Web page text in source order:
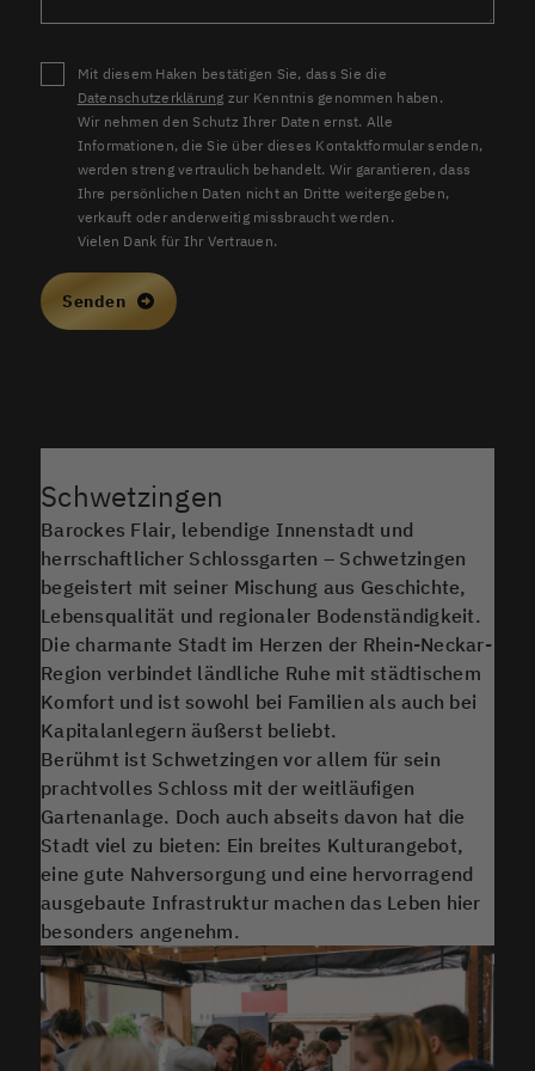
Mit diesem Haken bestätigen Sie, dass Sie die
Datenschutzerklärung zur Kenntnis genommen haben.
Wir nehmen den Schutz Ihrer Daten ernst. Alle
Informationen, die Sie über dieses Kontaktformular senden,
werden streng vertraulich behandelt. Wir garantieren, dass
Ihre persönlichen Daten nicht an Dritte weitergegeben,
verkauft oder anderweitig missbraucht werden.
Vielen Dank für Ihr Vertrauen.
Senden
Schwetzingen
Barockes Flair, lebendige Innenstadt und
herrschaftlicher Schlossgarten – Schwetzingen
begeistert mit seiner Mischung aus Geschichte,
Lebensqualität und regionaler Bodenständigkeit.
Die charmante Stadt im Herzen der Rhein-Neckar-
Region verbindet ländliche Ruhe mit städtischem
Komfort und ist sowohl bei Familien als auch bei
Kapitalanlegern äußerst beliebt.
Berühmt ist Schwetzingen vor allem für sein
prachtvolles Schloss mit der weitläufigen
Gartenanlage. Doch auch abseits davon hat die
Stadt viel zu bieten: Ein breites Kulturangebot,
eine gute Nahversorgung und eine hervorragend
ausgebaute Infrastruktur machen das Leben hier
besonders angenehm.